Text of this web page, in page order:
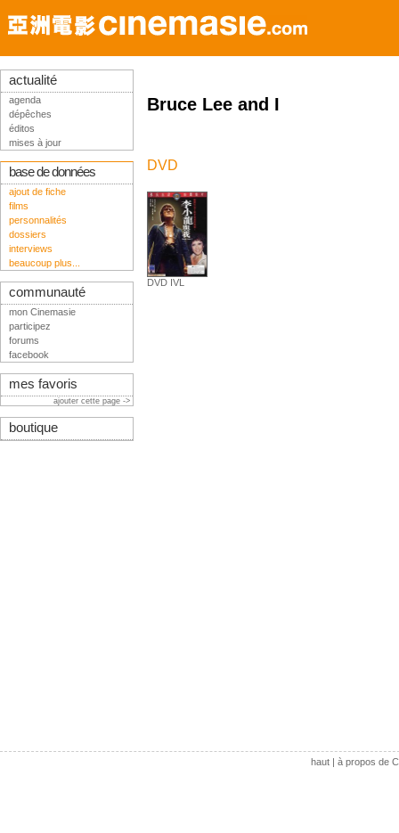
Bruce Lee and I
DVD
DVD IVL
actualité
agenda
dépêches
éditos
mises à jour
base de données
ajout de fiche
films
personnalités
dossiers
interviews
beaucoup plus...
communauté
mon Cinemasie
participez
forums
facebook
mes favoris
ajouter cette page ->
boutique
haut| à propos de